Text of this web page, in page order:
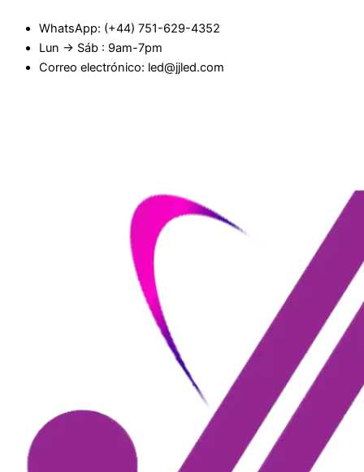
contenido
WhatsApp: (+44) 751-629-4352
Lun → Sáb : 9am-7pm
Correo electrónico: led@jjled.com